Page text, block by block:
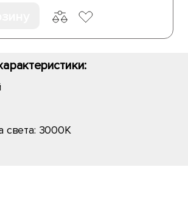
света: 3000K